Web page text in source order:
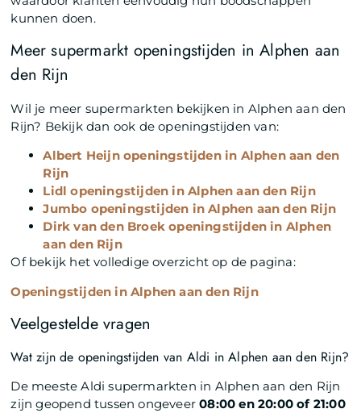
kunnen doen.
Meer supermarkt openingstijden in Alphen aan
den Rijn
Wil je meer supermarkten bekijken in Alphen aan den
Rijn? Bekijk dan ook de openingstijden van:
Albert Heijn openingstijden in Alphen aan den
Rijn
Lidl openingstijden in Alphen aan den Rijn
Jumbo openingstijden in Alphen aan den Rijn
Dirk van den Broek openingstijden in Alphen
aan den Rijn
Of bekijk het volledige overzicht op de pagina:
Openingstijden in Alphen aan den Rijn
Veelgestelde vragen
Wat zijn de openingstijden van Aldi in Alphen aan den Rijn?
De meeste Aldi supermarkten in Alphen aan den Rijn
zijn geopend tussen ongeveer08:00 en 20:00 of 21:00